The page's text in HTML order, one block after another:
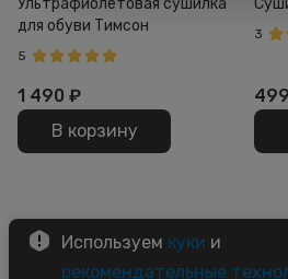
Ультрафиолетовая сушилка
для обуви Тимсон
5
1 490 ₽
В корзину
3
499
Используем куки и
рекомендательные